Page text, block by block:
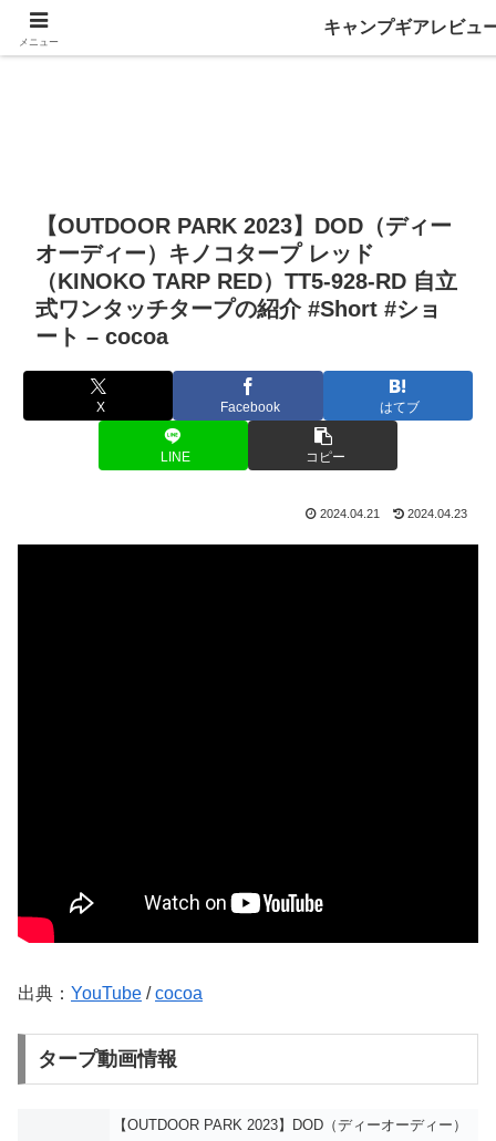
【OUTDOOR PARK 2023】DOD（ディー
オーディー）キノコタープ レッド
（KINOKO TARP RED）TT5-928-RD 自立
式ワンタッチタープの紹介 #Short #ショ
ート – cocoa
X Facebook はてブ
LINE コピー
2024.04.21 2024.04.23
出典： YouTube /cocoa
タープ動画情報
【OUTDOOR PARK 2023】DOD（ディーオーディー）
メニュー
キャンプギアレビュ